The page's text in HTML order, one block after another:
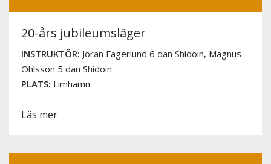
20-års jubileumsläger
INSTRUKTÖR: Jöran Fagerlund 6 dan Shidoin, Magnus
Ohlsson 5 dan Shidoin
PLATS: Limhamn
Läs mer